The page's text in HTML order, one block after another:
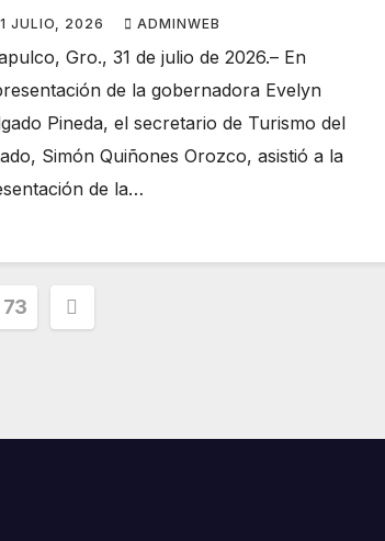
Guerrero
JULIO, 2026 ADMINWEB
Gro., 31 de julio de 2026.– En
de la gobernadora Evelyn
Pineda, el secretario de Turismo del
Simón Quiñones Orozco, asistió a la
de la…
73